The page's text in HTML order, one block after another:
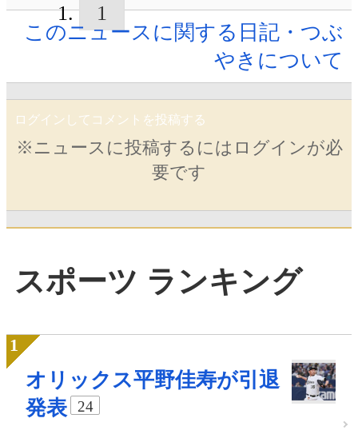
1
このニュースに関する日記・つぶ
やきについて
ログインしてコメントを投稿する
※ニュースに投稿するにはログインが必
要です
スポーツ ランキング
オリックス平野佳寿が引退
発表
24